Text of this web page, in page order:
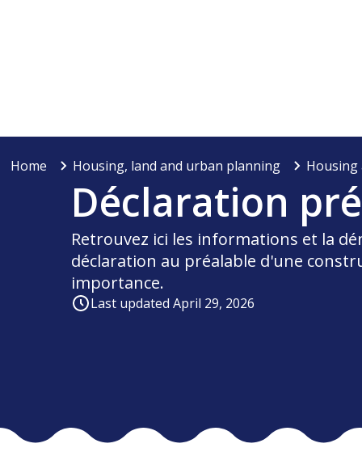
Home Housing, land and urban planning
Déclaration
Retrouvez ici les informations et la
déclaration au préalable d'une
importance.
Last updated April 29, 2026